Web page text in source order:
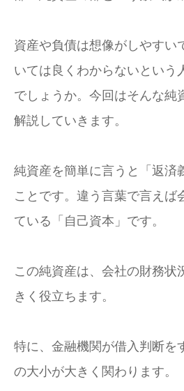
資産や負債は想像がしやすい
いては良くわからないという
でしょうか。今回はそんな純
解説していきます。
純資産を簡単に言うと「返済
ことです。違う言葉で言えば
ている「自己資本」です。
この純資産は、会社の財務状
きく役立ちます。
特に、金融機関が借入判断を
の大小が大きく関わります。